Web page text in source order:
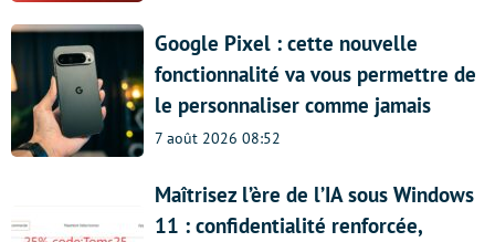
Google Pixel : cette nouvelle
fonctionnalité va vous permettre de
le personnaliser comme jamais
7 août 2026 08:52
Maîtrisez l’ère de l’IA sous Windows
11 : confidentialité renforcée,